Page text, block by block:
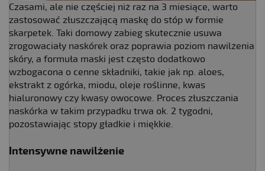
Czasami, ale nie częściej niż raz na 3 miesiące, warto
zastosować złuszczającą maskę do stóp w formie
skarpetek. Taki domowy zabieg skutecznie usuwa
zrogowaciały naskórek oraz poprawia poziom nawilżenia
skóry, a formuła maski jest często dodatkowo
wzbogacona o cenne składniki, takie jak np. aloes,
ekstrakt z ogórka, miodu, oleje roślinne, kwas
hialuronowy czy kwasy owocowe. Proces złuszczania
naskórka w takim przypadku trwa ok. 2 tygodni,
pozostawiając stopy gładkie i miękkie.
Intensywne nawilżenie